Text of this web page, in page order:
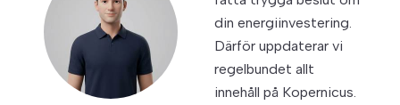
din energiinvestering.
Därför uppdaterar vi
regelbundet allt
innehåll på Kopernicus.